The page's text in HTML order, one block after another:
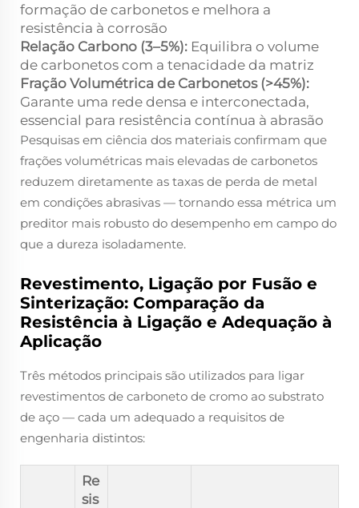
formação de carbonetos e melhora a
resistência à corrosão
Relação Carbono (3–5%): Equilibra o volume
de carbonetos com a tenacidade da matriz
Fração Volumétrica de Carbonetos (>45%):
Garante uma rede densa e interconectada,
essencial para resistência contínua à abrasão
Pesquisas em ciência dos materiais confirmam que
frações volumétricas mais elevadas de carbonetos
reduzem diretamente as taxas de perda de metal
em condições abrasivas — tornando essa métrica um
preditor mais robusto do desempenho em campo do
que a dureza isoladamente.
Revestimento, Ligação por Fusão e
Sinterização: Comparação da
Resistência à Ligação e Adequação à
Aplicação
Três métodos principais são utilizados para ligar
revestimentos de carboneto de cromo ao substrato
de aço — cada um adequado a requisitos de
engenharia distintos:
Re
sis